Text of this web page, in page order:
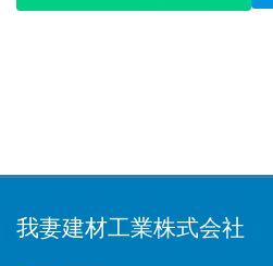
我妻建材工業株式会社